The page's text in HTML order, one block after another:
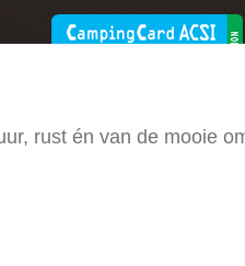
rust én van de mooie